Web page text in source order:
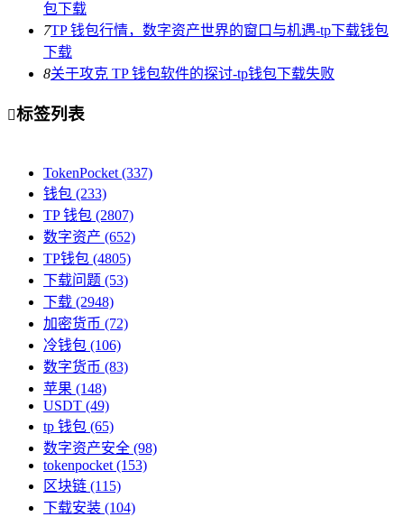
包下载
7TP 钱包行情，数字资产世界的窗口与机遇-tp下载钱包
下载
8关于攻克 TP 钱包软件的探讨-tp钱包下载失败
标签列表
TokenPocket (337)
钱包 (233)
TP 钱包 (2807)
数字资产 (652)
TP钱包 (4805)
下载问题 (53)
下载 (2948)
加密货币 (72)
冷钱包 (106)
数字货币 (83)
苹果 (148)
USDT (49)
tp 钱包 (65)
数字资产安全 (98)
tokenpocket (153)
区块链 (115)
下载安装 (104)